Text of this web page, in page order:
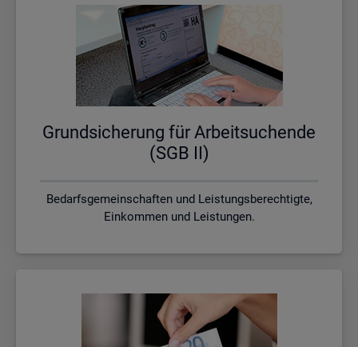
Grund­si­che­rung für Ar­beit­su­chen­de
(SGB II)
Bedarfsgemeinschaften und Leistungsberechtigte,
Einkommen und Leistungen.